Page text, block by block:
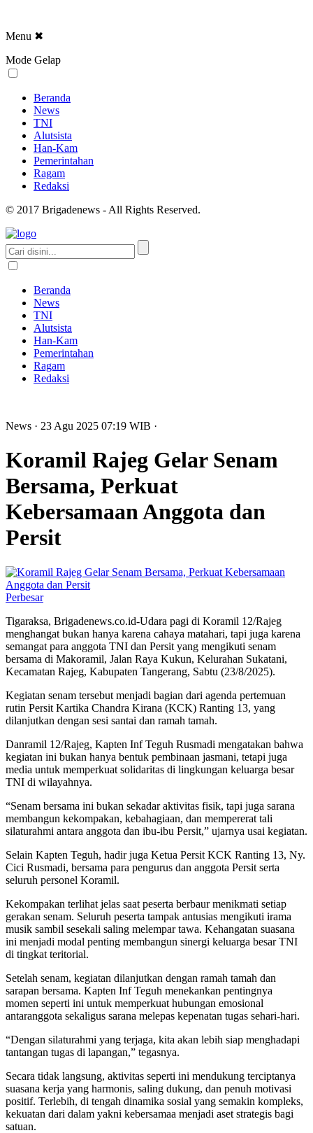
Menu ✖
Mode Gelap
Beranda
News
TNI
Alutsista
Han-Kam
Pemerintahan
Ragam
Redaksi
© 2017 Brigadenews - All Rights Reserved.
Beranda
News
TNI
Alutsista
Han-Kam
Pemerintahan
Ragam
Redaksi
News · 23 Agu 2025 07:19 WIB ·
Koramil Rajeg Gelar Senam
Bersama, Perkuat
Kebersamaan Anggota dan
Persit
Perbesar
Tigaraksa, Brigadenews.co.id-Udara pagi di Koramil 12/Rajeg
menghangat bukan hanya karena cahaya matahari, tapi juga karena
semangat para anggota TNI dan Persit yang mengikuti senam
bersama di Makoramil, Jalan Raya Kukun, Kelurahan Sukatani,
Kecamatan Rajeg, Kabupaten Tangerang, Sabtu (23/8/2025).
Kegiatan senam tersebut menjadi bagian dari agenda pertemuan
rutin Persit Kartika Chandra Kirana (KCK) Ranting 13, yang
dilanjutkan dengan sesi santai dan ramah tamah.
Danramil 12/Rajeg, Kapten Inf Teguh Rusmadi mengatakan bahwa
kegiatan ini bukan hanya bentuk pembinaan jasmani, tetapi juga
media untuk memperkuat solidaritas di lingkungan keluarga besar
TNI di wilayahnya.
“Senam bersama ini bukan sekadar aktivitas fisik, tapi juga sarana
membangun kekompakan, kebahagiaan, dan mempererat tali
silaturahmi antara anggota dan ibu-ibu Persit,” ujarnya usai kegiatan.
Selain Kapten Teguh, hadir juga Ketua Persit KCK Ranting 13, Ny.
Cici Rusmadi, bersama para pengurus dan anggota Persit serta
seluruh personel Koramil.
Kekompakan terlihat jelas saat peserta berbaur menikmati setiap
gerakan senam. Seluruh peserta tampak antusias mengikuti irama
musik sambil sesekali saling melempar tawa. Kehangatan suasana
ini menjadi modal penting membangun sinergi keluarga besar TNI
di tingkat teritorial.
Setelah senam, kegiatan dilanjutkan dengan ramah tamah dan
sarapan bersama. Kapten Inf Teguh menekankan pentingnya
momen seperti ini untuk memperkuat hubungan emosional
antaranggota sekaligus sarana melepas kepenatan tugas sehari-hari.
“Dengan silaturahmi yang terjaga, kita akan lebih siap menghadapi
tantangan tugas di lapangan,” tegasnya.
Secara tidak langsung, aktivitas seperti ini mendukung terciptanya
suasana kerja yang harmonis, saling dukung, dan penuh motivasi
positif. Terlebih, di tengah dinamika sosial yang semakin kompleks,
kekuatan dari dalam yakni kebersamaa menjadi aset strategis bagi
satuan.